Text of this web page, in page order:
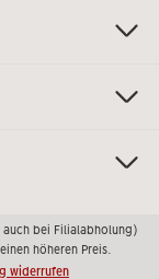
Sie uns gern anrufen:
10:00 – 18:00 Uhr
bei Filialabholung)
höheren Preis.
widerrufen